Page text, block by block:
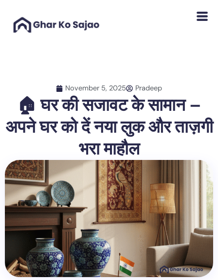
content
November 5, 2025 Pradeep
🏠 घर की सजावट के सामान –
अपने घर को दें नया लुक और ताज़गी
भरा माहौल